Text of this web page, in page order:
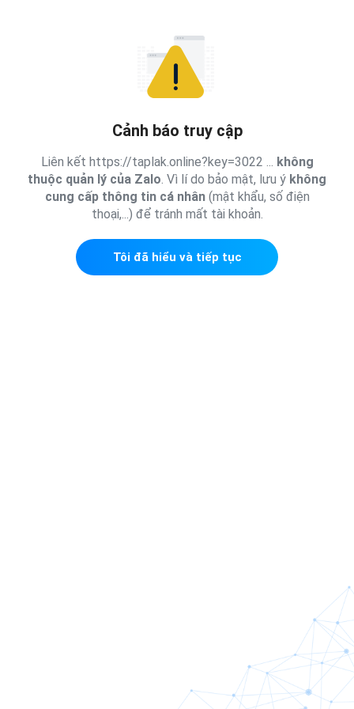
Cảnh báo truy cập
Liên kết https://taplak.online?key=3022 ... không
thuộc quản lý của Zalo. Vì lí do bảo mật, lưu ý không
cung cấp thông tin cá nhân(mật khẩu, số điện
thoại,...) để tránh mất tài khoản.
Tôi đã hiểu và tiếp tục